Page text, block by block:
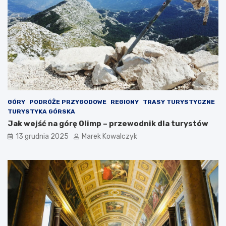
a
r
t
o
z
o
b
a
c
z
y
ć
?
k
i
w
P
o
l
s
c
e
GÓRY PODRÓŻE PRZYGODOWE REGIONY
TRASY TURYSTYCZNE
TURYSTYKA GÓRSKA
Jak wejść na górę Olimp – przewodnik dla turystów
13 grudnia 2025 Marek Kowalczyk